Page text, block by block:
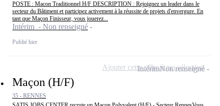
POSTE : Macon Traditionnel H/F DESCRIPTION : Rejoignez un leader dans le
secteur du Bâtiment et participez activement à la réussite de projets d'envergure. En
tant que Maçon Finisseur, vous jouerez...
Intérim - Non renseigné
Publié hier
Maçon (H/F)
35 - RENNES
IntérimNon renseigné
Ajouter cette offre à ma sélection